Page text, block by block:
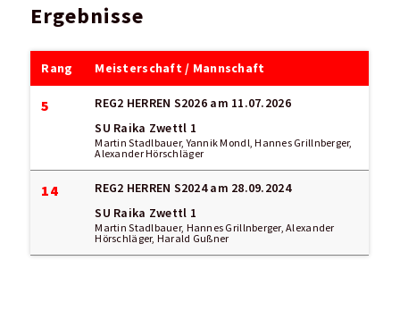
Ergebnisse
Rang Meisterschaft / Mannschaft
5 REG2 HERREN S2026 am 11.07.2026
SU Raika Zwettl 1
Martin Stadlbauer, Yannik Mondl, Hannes Grillnberger,
Alexander Hörschläger
14 REG2 HERREN S2024am 28.09.2024
SU Raika Zwettl 1
Martin Stadlbauer, Hannes Grillnberger, Alexander
Hörschläger, Harald Gußner